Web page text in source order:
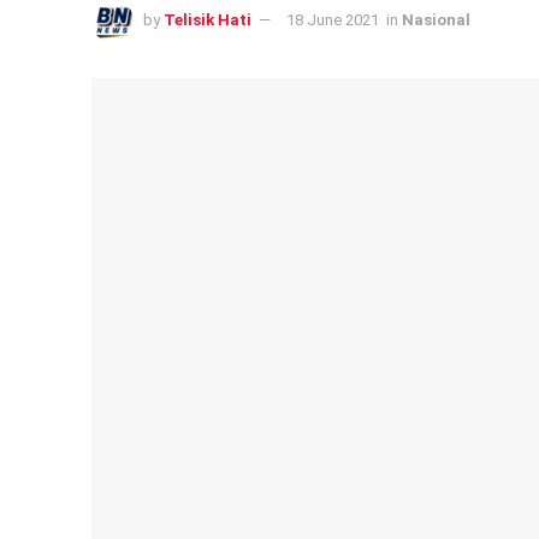
by Telisik Hati 18 June 2021 in Nasional